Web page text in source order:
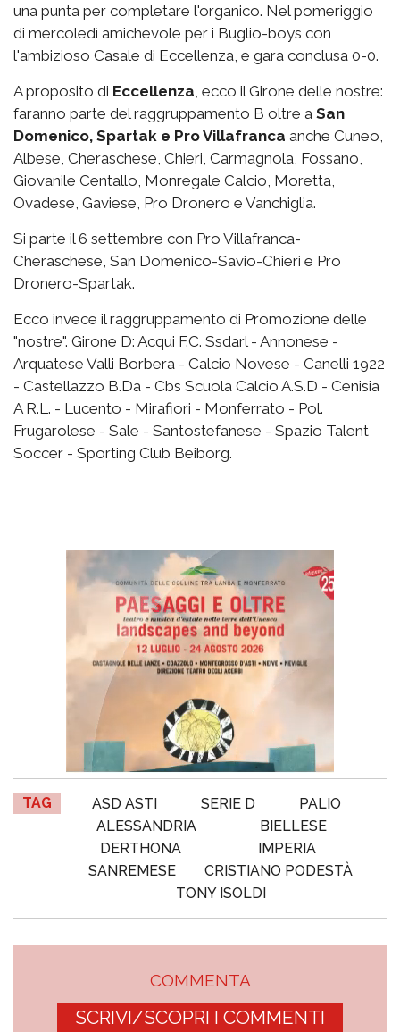
una punta per completare l'organico. Nel pomeriggio
di mercoledì amichevole per i Buglio-boys con
l'ambizioso Casale di Eccellenza, e gara conclusa 0-0.
A proposito di Eccellenza , ecco il Girone delle nostre:
faranno parte del raggruppamento B oltre a San
Domenico, Spartak e Pro Villafranca anche Cuneo,
Albese, Cheraschese, Chieri, Carmagnola, Fossano,
Giovanile Centallo, Monregale Calcio, Moretta,
Ovadese, Gaviese, Pro Dronero e Vanchiglia.
Si parte il 6 settembre con Pro Villafranca-
Cheraschese, San Domenico-Savio-Chieri e Pro
Dronero-Spartak.
Ecco invece il raggruppamento di Promozione delle
"nostre". Girone D: Acqui F.C. Ssdarl - Annonese -
Arquatese Valli Borbera - Calcio Novese - Canelli 1922
- Castellazzo B.Da - Cbs Scuola Calcio A.S.D - Cenisia
A R.L. - Lucento - Mirafiori - Monferrato - Pol.
Frugarolese - Sale - Santostefanese - Spazio Talent
Soccer - Sporting Club Beiborg.
TAG ASD ASTI SERIE D
PALIO
ALESSANDRIA
BIELLESE
DERTHONA
IMPERIA
SANREMESE
CRISTIANO PODESTÀ
TONY ISOLDI
COMMENTA
SCRIVI/SCOPRI I COMMENTI